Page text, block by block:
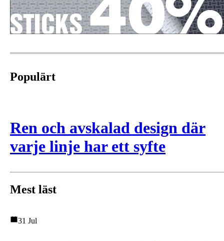
Populärt
Ren och avskalad design där
varje linje har ett syfte
Mest läst
31 Jul